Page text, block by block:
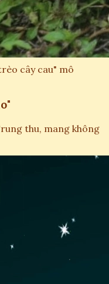
cây cau" mô
thu, mang không